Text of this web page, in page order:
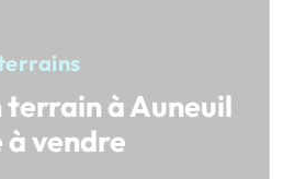
terrain à Auneuil
à vendre